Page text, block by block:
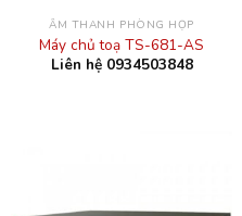
ÂM THANH PHÒNG HỌP
Máy chủ toạ TS-681-AS
Liên hệ 0934503848